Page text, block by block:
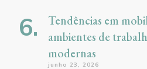
Tendências em
ambientes de
modernas
junho 23, 2026